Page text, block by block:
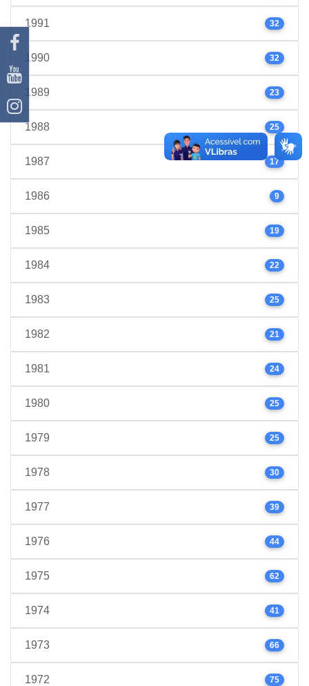
1991 32
1990 32
1989 23
1988 25
1987 17
1986 9
1985 19
1984 22
1983 25
1982 21
1981 24
1980 25
1979 25
1978 30
1977 39
1976 44
1975 62
1974 41
1973 66
1972 75